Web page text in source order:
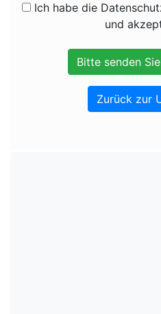
Ich habe die
und
Zurück zur